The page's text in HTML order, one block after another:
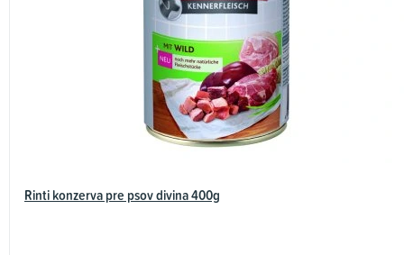
Rinti konzerva pre psov divina 400g